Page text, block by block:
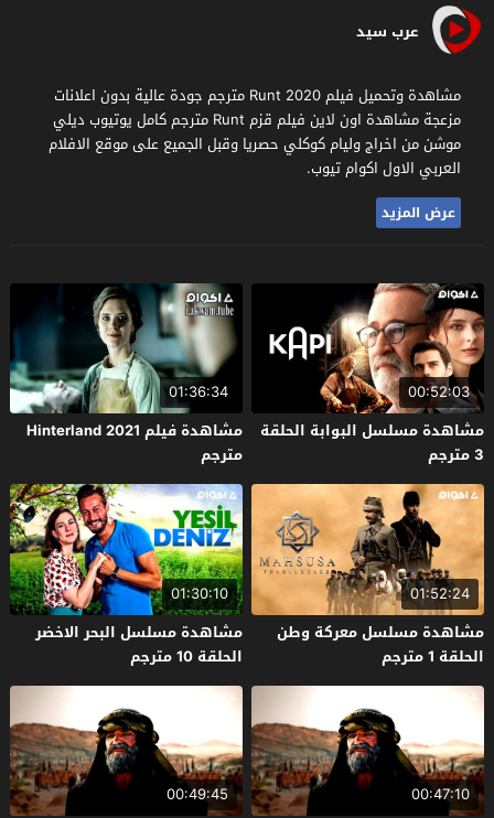
عرب سيد
مشاهدة وتحميل فيلم Runt 2020 مترجم جودة عالية بدون اعلانات
مزعجة مشاهدة اون لاين فيلم قزم Runt مترجم كامل يوتيوب ديلي
موشن من اخراج وليام كوكلي حصريا وقبل الجميع على موقع الافلام
العربي الاول اكوام تيوب.
عرض المزيد
00:52:03
مشاهدة مسلسل البوابة الحلقة
3 مترجم
01:36:34
مشاهدة فيلم Hinterland 2021
مترجم
01:52:24
مشاهدة مسلسل معركة وطن
الحلقة 1 مترجم
01:30:10
مشاهدة مسلسل البحر الاخضر
الحلقة 10 مترجم
00:47:10
00:49:45